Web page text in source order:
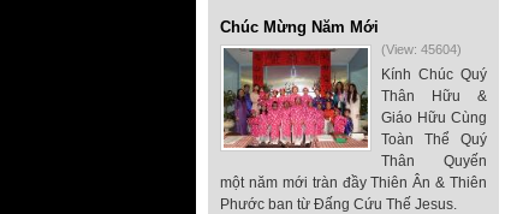
Chúc Mừng Năm Mới
(View: 45604)
Kính Chúc Quý
Thân Hữu &
Giáo Hữu Cùng
Toàn Thể Quý
Thân Quyến
một năm mới tràn đầy Thiên Ân & Thiên
Phước ban từ Đấng Cứu Thế Jesus.